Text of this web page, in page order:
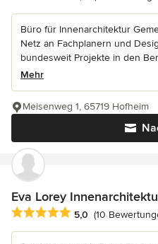
Büro für Innenarchitektur
Netz an Fachplanern und
bundesweit Projekte in den
Mehr
Meisenweg 1, 65719 Hofheim
Eva Lorey
Durchschnittliche Bewertung:
5,0 (10